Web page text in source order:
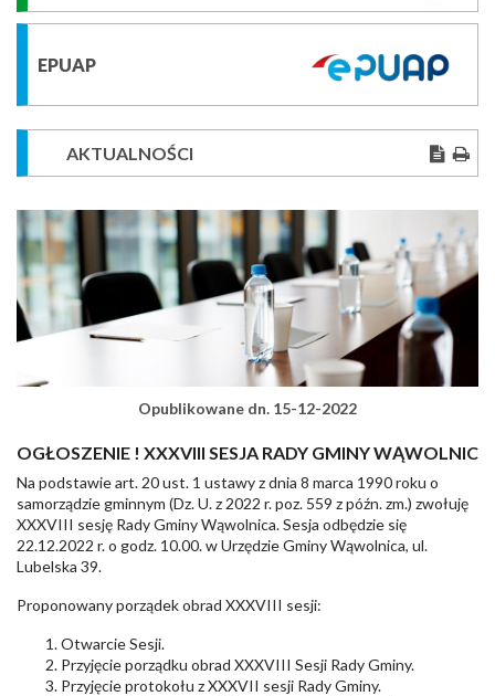
EPUAP
AKTUALNOŚCI
Opublikowane dn. 15-12-2022
OGŁOSZENIE ! XXXVIII SESJA RADY GMINY WĄWOLNIC
Na podstawie art. 20 ust. 1 ustawy z dnia 8 marca 1990 roku o
samorządzie gminnym (Dz. U. z 2022 r. poz. 559 z późn. zm.) zwołuję
XXXVIII sesję Rady Gminy Wąwolnica. Sesja odbędzie się
22.12.2022 r. o godz. 10.00. w Urzędzie Gminy Wąwolnica, ul.
Lubelska 39.
Proponowany porządek obrad XXXVIII sesji:
Otwarcie Sesji.
Przyjęcie porządku obrad XXXVIII Sesji Rady Gminy.
Przyjęcie protokołu z XXXVII sesji Rady Gminy.